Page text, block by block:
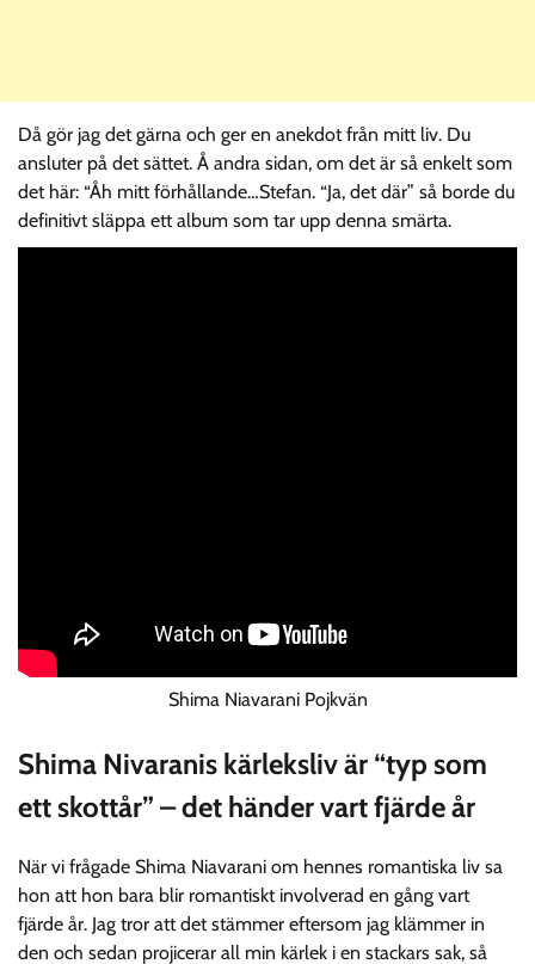
Då gör jag det gärna och ger en anekdot från mitt liv. Du
ansluter på det sättet. Å andra sidan, om det är så enkelt som
det här: “Åh mitt förhållande…Stefan. “Ja, det där” så borde du
definitivt släppa ett album som tar upp denna smärta.
Shima Niavarani Pojkvän
Shima Nivaranis kärleksliv är “typ som
ett skottår” – det händer vart fjärde år
När vi frågade Shima Niavarani om hennes romantiska liv sa
hon att hon bara blir romantiskt involverad en gång vart
fjärde år. Jag tror att det stämmer eftersom jag klämmer in
den och sedan projicerar all min kärlek i en stackars sak, så